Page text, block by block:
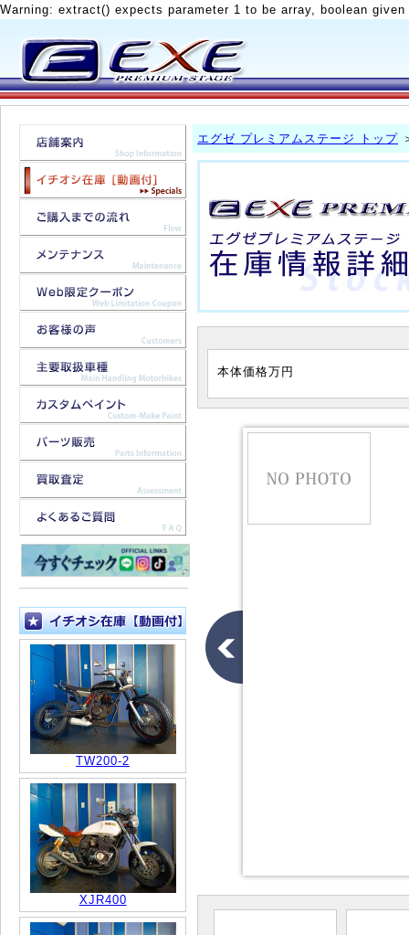
Warning: extract() expects parameter 1 to be array, boolean
TW200-2
XJR400
エグゼ プレミアムステージ トップ
本体価格万円